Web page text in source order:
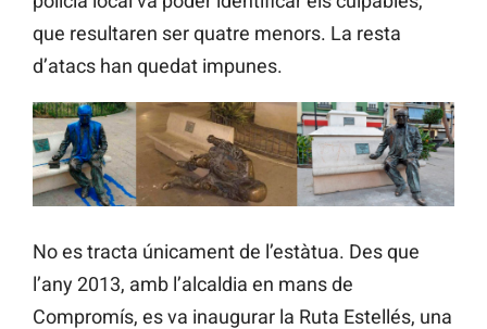
que resultaren ser quatre menors. La resta
d’atacs han quedat impunes.
No es tracta únicament de l’estàtua. Des que
l’any 2013, amb l’alcaldia en mans de
Compromís, es va inaugurar la Ruta Estellés, una